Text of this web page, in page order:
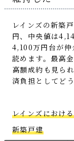
レインズの新築
円、中央値は
4,100万円台が仲
読めます。最高
高額成約も見ら
済負担としてど
レインズにおけ
新築戸建